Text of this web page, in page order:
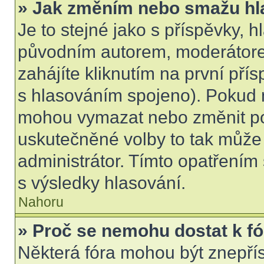
» Jak změním nebo smažu
Je to stejné jako s příspěvky,
původním autorem,
zahájíte kliknutím na první
s hlasováním spojeno).
mohou vymazat nebo změnit
uskutečněné volby to tak
administrátor. Tímto
s výsledky hlasování.
Nahoru
» Proč se nemohu dostat k
Některá fóra mohou být